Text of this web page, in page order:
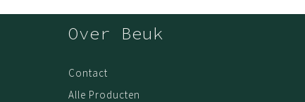
Over Beuk
Contact
Alle Producten